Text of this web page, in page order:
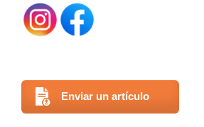
Enviar un artículo